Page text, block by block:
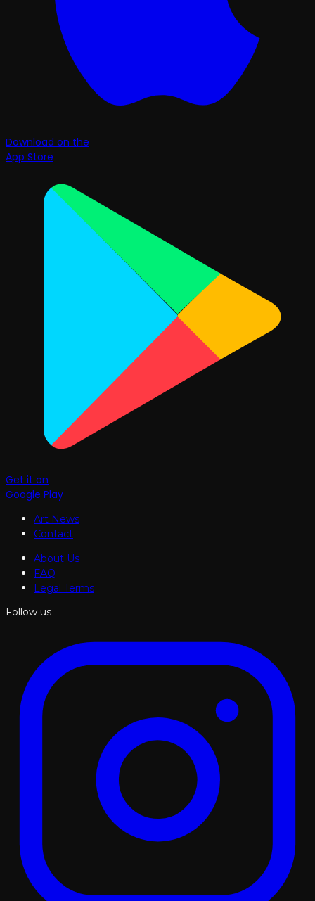
Download on the
App Store
Get it on
Google Play
Art News
Contact
About Us
FAQ
Legal Terms
Follow us